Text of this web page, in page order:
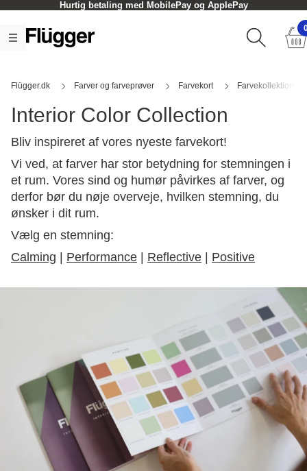
Hurtig betaling med MobilePay og ApplePay
Flügger.dk Farver og farveprøver Farvekort Farvekollektioner
Interior Color Collection
Bliv inspireret af vores nyeste farvekort!
Vi ved, at farver har stor betydning for stemningen i
et rum. Vores sind og humør påvirkes af farver, og
derfor bør du nøje overveje, hvilken stemning, du
ønsker i dit rum.
Vælg en stemning:
Calming
Performance Reflective Positive